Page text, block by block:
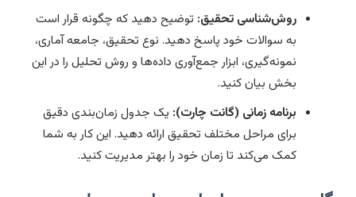
روش‌شناسی تحقیق: توضیح دهید که چگونه قرار است
به سوالات خود پاسخ دهید. نوع تحقیق، جامعه آماری،
نمونه‌گیری، ابزار جمع‌آوری داده‌ها و روش تحلیل را در این
بخش بیان کنید.
برنامه زمانی (گانت چارت): یک جدول زمان‌بندی دقیق
برای مراحل مختلف تحقیق ارائه دهید. این کار به شما
کمک می‌کند تا زمان خود را بهتر مدیریت کنید.